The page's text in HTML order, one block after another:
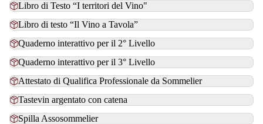
Libro di Testo “I territori del Vino"
Libro di testo “Il Vino a Tavola”
Quaderno interattivo per il 2° Livello
Quaderno interattivo per il 3° Livello
Attestato di Qualifica Professionale da Sommelier
Tastevin argentato con catena
Spilla Assosommelier